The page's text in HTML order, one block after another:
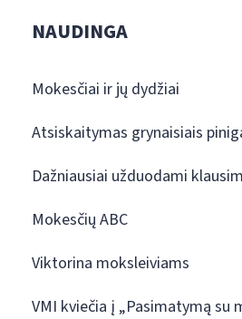
NAUDINGA
Mokesčiai ir jų dydžiai
Atsiskaitymas grynaisiais
Dažniausiai užduodami
Mokesčių ABC
Viktorina moksleiviams
VMI kviečia į „Pasimatymą su